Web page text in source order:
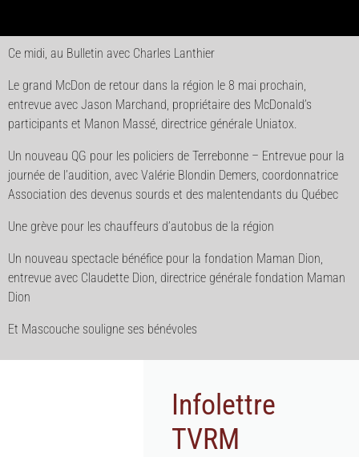
Ce midi, au Bulletin avec Charles Lanthier
Le grand McDon de retour dans la région le 8 mai prochain,
entrevue avec Jason Marchand, propriétaire des McDonald’s
participants et Manon Massé, directrice générale Uniatox.
Un nouveau QG pour les policiers de Terrebonne – Entrevue pour la
journée de l’audition, avec Valérie Blondin Demers, coordonnatrice
Association des devenus sourds et des malentendants du Québec
Une grève pour les chauffeurs d’autobus de la région
Un nouveau spectacle bénéfice pour la fondation Maman Dion,
entrevue avec Claudette Dion, directrice générale fondation Maman
Dion
Et Mascouche souligne ses bénévoles
Infolettre
TVRM